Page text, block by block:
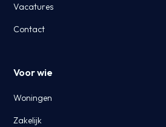
Vacatures
Contact
Voor wie
Woningen
Zakelijk